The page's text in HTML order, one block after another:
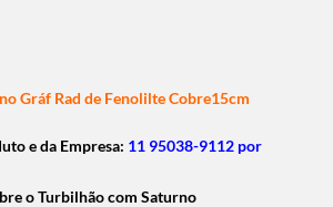
Gráf Rad de Fenolilte Cobre15cm
e da Empresa: 11 95038-9112 por
o Turbilhão com Saturno